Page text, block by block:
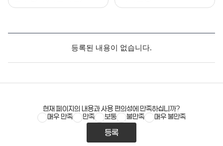
등록된 내용이 없습니다.
현재 페이지의 내용과 사용 편의성에 만족하십니까?
매우 만족
만족 보통 불만족 매우 불만족
등록